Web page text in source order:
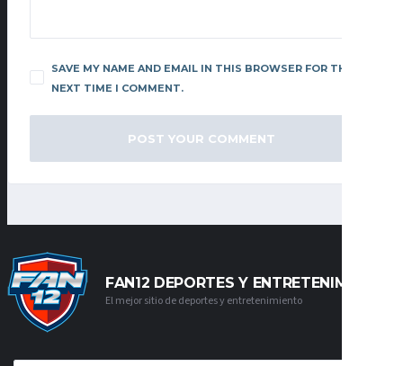
SAVE MY NAME AND EMAIL IN THIS BROWSER FOR THE
NEXT TIME I COMMENT.
FAN12 DEPORTES Y ENTRETENIMIENTO
El mejor sitio de deportes y entretenimiento